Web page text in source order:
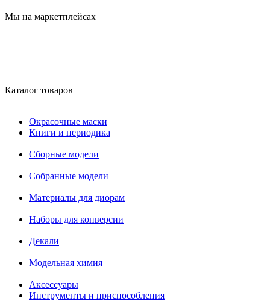
Мы на маркетплейсах
Каталог товаров
Окрасочные маски
Книги и периодика
Сборные модели
Собранные модели
Материалы для диорам
Наборы для конверсии
Декали
Модельная химия
Аксессуары
Инструменты и приспособления